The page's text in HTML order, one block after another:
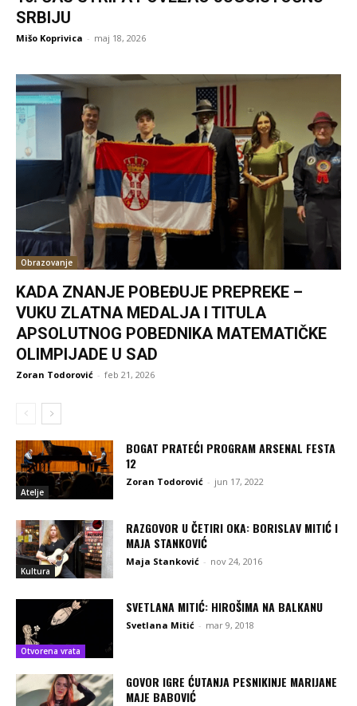
SRBIJU
Mišo Koprivica - maj 18, 2026
Obrazovanje
KADA ZNANJE POBEĐUJE PREPREKE –
VUKU ZLATNA MEDALJA I TITULA
APSOLUTNOG POBEDNIKA MATEMATIČKE
OLIMPIJADE U SAD
Zoran Todorović - feb 21, 2026
Atelje
BOGAT PRATEĆI PROGRAM ARSENAL FESTA
12
Zoran Todorović - jun 17, 2022
Kultura
RAZGOVOR U ČETIRI OKA: BORISLAV MITIĆ I
MAJA STANKOVIĆ
Maja Stanković - nov 24, 2016
Otvorena vrata
SVETLANA MITIĆ: HIROŠIMA NA BALKANU
Svetlana Mitić - mar 9, 2018
GOVOR IGRE ĆUTANJA PESNIKINJE MARIJANE
MAJE BABOVIĆ